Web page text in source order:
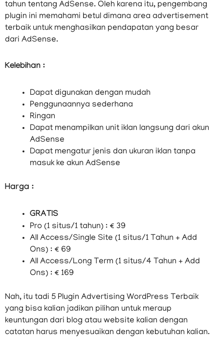
tahun tentang AdSense. Oleh karena itu, pengembang
plugin ini memahami betul dimana area advertisement
terbaik untuk menghasilkan pendapatan yang besar
dari AdSense.
Kelebihan :
Dapat digunakan dengan mudah
Penggunaannya sederhana
Ringan
Dapat menampilkan unit iklan langsung dari akun
AdSense
Dapat mengatur jenis dan ukuran iklan tanpa
masuk ke akun AdSense
Harga :
GRATIS
Pro (1 situs/1 tahun) : € 39
All Access/Single Site (1 situs/1 Tahun + Add
Ons) : € 69
All Access/Long Term (1 situs/4 Tahun + Add
Ons) : € 169
Nah, itu tadi 5 Plugin Advertising WordPress Terbaik
yang bisa kalian jadikan pilihan untuk meraup
keuntungan dari blog atau website kalian dengan
catatan harus menyesuaikan dengan kebutuhan kalian.